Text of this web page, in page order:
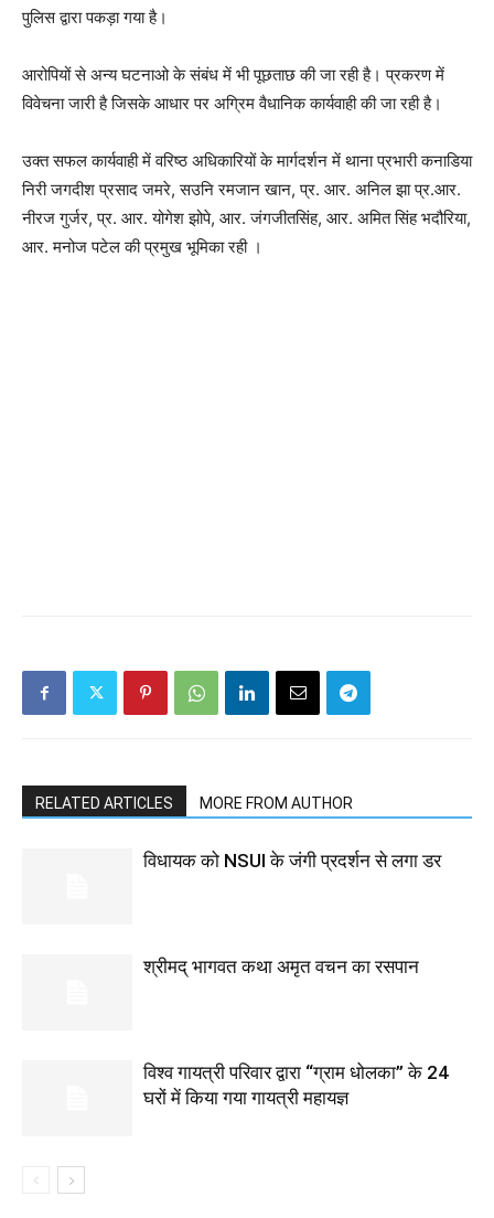
पुलिस द्वारा पकड़ा गया है।
आरोपियों से अन्य घटनाओ के संबंध में भी पूछताछ की जा रही है। प्रकरण में
विवेचना जारी है जिसके आधार पर अग्रिम वैधानिक कार्यवाही की जा रही है।
उक्त सफल कार्यवाही में वरिष्ठ अधिकारियों के मार्गदर्शन में थाना प्रभारी कनाडिया
निरी जगदीश प्रसाद जमरे, सउनि रमजान खान, प्र. आर. अनिल झा प्र.आर.
नीरज गुर्जर, प्र. आर. योगेश झोपे, आर. जंगजीतसिंह, आर. अमित सिंह भदौरिया,
आर. मनोज पटेल की प्रमुख भूमिका रही ।
RELATED ARTICLES MORE FROM AUTHOR
विधायक को NSUI के जंगी प्रदर्शन से लगा डर
श्रीमद् भागवत कथा अमृत वचन का रसपान
विश्व गायत्री परिवार द्वारा “ग्राम धोलका” के 24
घरों में किया गया गायत्री महायज्ञ